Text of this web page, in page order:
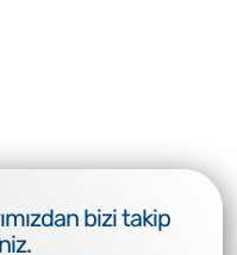
bizi takip